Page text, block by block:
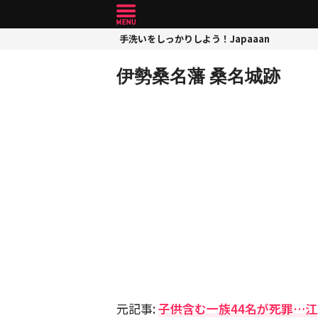
手洗いをしっかりしよう！Japaaan
伊勢桑名藩 桑名城跡
元記事:子供含む一族44名が死罪…